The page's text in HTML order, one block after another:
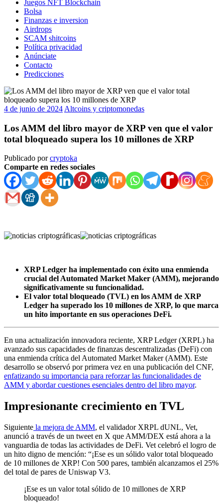
Juegos NFT Blockchain
Bolsa
Finanzas e inversion
Airdrops
SCAM shitcoins
Política privacidad
Anúnciate
Contacto
Predicciones
4 de junio de 2024 Altcoins y criptomonedas
Los AMM del libro mayor de XRP ven que el valor
total bloqueado supera los 10 millones de XRP
Publicado porcryptoka
Comparte en redes sociales
XRP Ledger ha implementado con éxito una enmienda
crucial del Automated Market Maker (AMM), mejorando
significativamente su funcionalidad.
El valor total bloqueado (TVL) en los AMM de XRP
Ledger ha superado los 10 millones de XRP, lo que marca
un hito importante en sus operaciones DeFi.
En una actualización innovadora reciente, XRP Ledger (XRPL) ha
avanzado sus capacidades de finanzas descentralizadas (DeFi) con
una enmienda crítica del Automated Market Maker (AMM). Este
desarrollo se observó por primera vez en una publicación del CNF,
enfatizando su importancia para reforzar las funcionalidades de
AMM y abordar cuestiones esenciales dentro del libro mayor.
Impresionante crecimiento en TVL
Siguiente la mejora de AMM, el validador XRPL dUNL, Vet,
anunció a través de un tweet en X que AMM/DEX está ahora a la
vanguardia de todas las actividades de DeFi. Vet celebró el logro de
un hito digno de mención: “¡Ese es un sólido valor total bloqueado
de 10 millones de XRP! Con 500 pares, también alcanzamos el 25%
del total de pares de Uniswap V3.
¡Ese es un valor total sólido de 10 millones de XRP
bloqueado!